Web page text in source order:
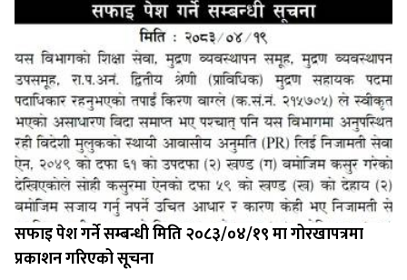
सफाइ पेश गर्ने सम्बन्धी मिति २०८३/०४/१९ मा गोरखापत्रमा
प्रकाशन गरिएको सूचना